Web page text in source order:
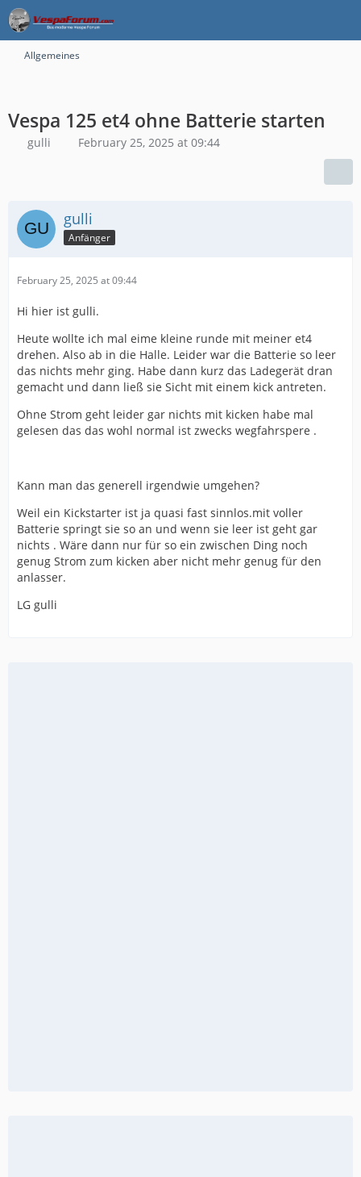
Allgemeines
Vespa 125 et4 ohne Batterie starten
gulli February 25, 2025 at 09:44
gulli
Anfänger
February 25, 2025 at 09:44
Hi hier ist gulli.
Heute wollte ich mal eime kleine runde mit meiner et4
drehen. Also ab in die Halle. Leider war die Batterie so leer
das nichts mehr ging. Habe dann kurz das Ladegerät dran
gemacht und dann ließ sie Sicht mit einem kick antreten.
Ohne Strom geht leider gar nichts mit kicken habe mal
gelesen das das wohl normal ist zwecks wegfahrspere .
Kann man das generell irgendwie umgehen?
Weil ein Kickstarter ist ja quasi fast sinnlos.mit voller
Batterie springt sie so an und wenn sie leer ist geht gar
nichts . Wäre dann nur für so ein zwischen Ding noch
genug Strom zum kicken aber nicht mehr genug für den
anlasser.
LG gulli